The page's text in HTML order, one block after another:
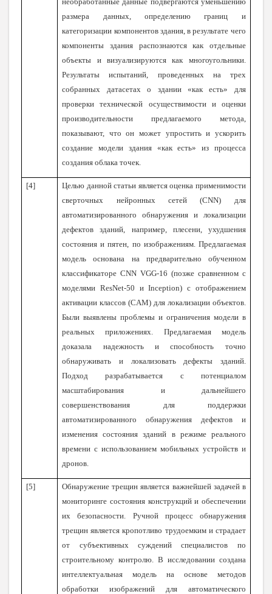
размера данных, определению границ и
категоризации компонентов здания, в результате чего
компоненты здания распознаются как отдельные
объекты и визуализируются как многоугольники.
Результаты испытаний, проведенных на трех
собранных датасетах о здании «как есть» для
проверки технической осуществимости и оценки
производительности предлагаемого метода,
показывают, что он может упростить и ускорить
создание модели здания «как есть» из процесса
создания облака точек.
[4]
Целью данной статьи является оценка применимости
сверточных нейронных сетей (CNN) для
автоматизированного обнаружения и локализации
дефектов зданий, например, плесени, ухудшения
состояния и пятен, по изображениям. Предлагаемая
модель основана на предварительно обученном
классификаторе CNN VGG-16 (позже сравненном с
моделями ResNet-50 и Inception) с отображением
активации классов (CAM) для локализации объектов.
Были выявлены проблемы и ограничения модели в
реальных приложениях. Предлагаемая модель
доказала надежность и способность точно
обнаруживать и локализовать дефекты зданий.
Подход разрабатывается с потенциалом
масштабирования и дальнейшего
совершенствования для поддержки
автоматизированного обнаружения дефектов и
изменения состояния зданий в режиме реального
времени с использованием мобильных устройств и
дронов.
[5]
Обнаружение трещин является важнейшей задачей в
мониторинге состояния конструкций и обеспечении
их безопасности. Ручной процесс обнаружения
трещин является кропотливо трудоемким и страдает
от субъективных суждений специалистов по
строительному контролю. В исследовании создана
интеллектуальная модель на основе методов
обработки изображений для автоматического